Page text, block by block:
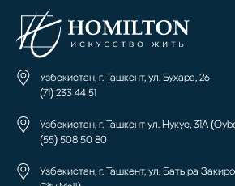
Узбекистан, г. Ташкент, ул. Бухара, 26
(71) 233 44 51
Узбекистан, г. Ташкент ул. Нукус, 31А
(55) 508 50 80
Узбекистан, г. Ташкент, ул. Батыра